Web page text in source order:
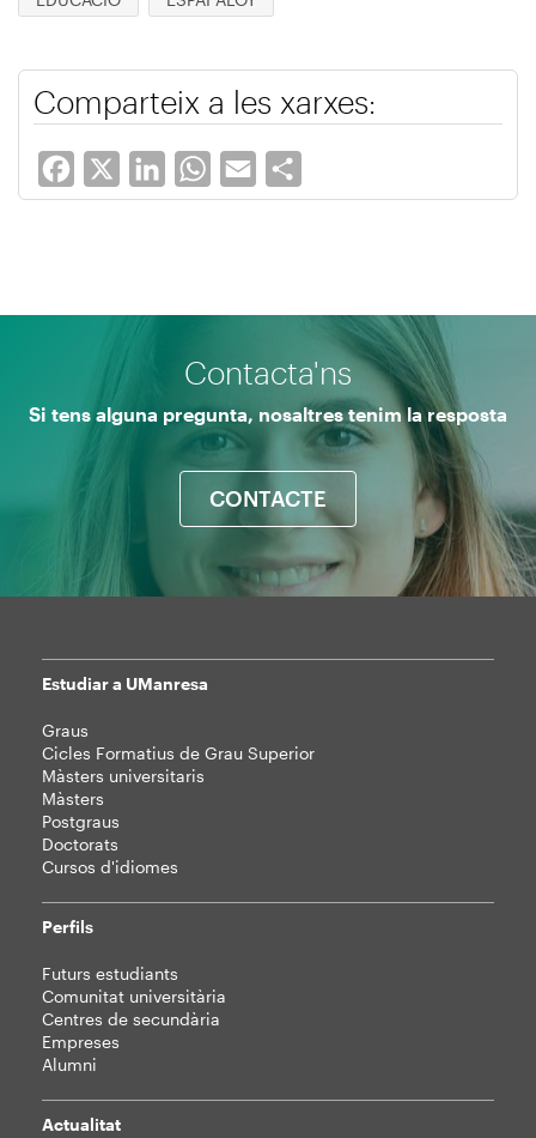
Comparteix a les xarxes:
Facebook LinkedInWhatsApp
Email
Contacta'ns
Si tens alguna pregunta, nosaltres tenim la resposta
CONTACTE
Mapa
web
Estudiar a UManresa
Graus
Cicles Formatius de Grau Superior
Màsters universitaris
Màsters
Postgraus
Doctorats
Cursos d'idiomes
Perfils
Futurs estudiants
Comunitat universitària
Centres de secundària
Empreses
Alumni
Actualitat